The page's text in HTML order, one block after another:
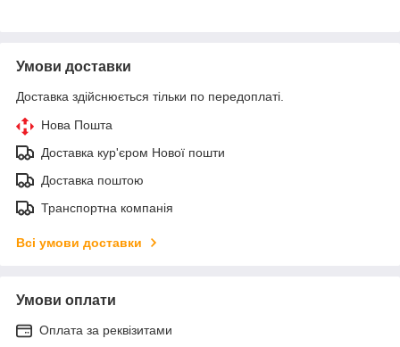
Умови доставки
Доставка здійснюється тільки по передоплаті.
Нова Пошта
Доставка кур'єром Нової пошти
Доставка поштою
Транспортна компанія
Всі умови доставки
Умови оплати
Оплата за реквізитами